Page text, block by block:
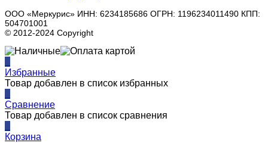
ООО «Меркурис» ИНН: 6234185686 ОГРН: 1196234011490 КПП:
504701001
© 2012-2024 Copyright
Избранные
Товар добавлен в список избранных
Сравнение
Товар добавлен в список сравнения
Корзина